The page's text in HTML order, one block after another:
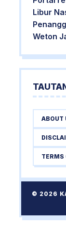
Libur
Weton
ABOUT
TERMS
© 2026